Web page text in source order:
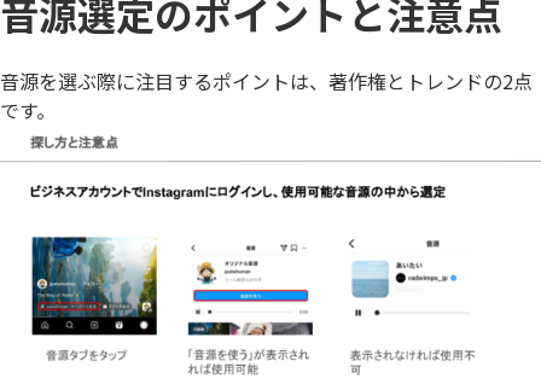
音源選定のポイントと注意点
音源を選ぶ際に注目するポイントは、 著作権と トレンドの2点
です。